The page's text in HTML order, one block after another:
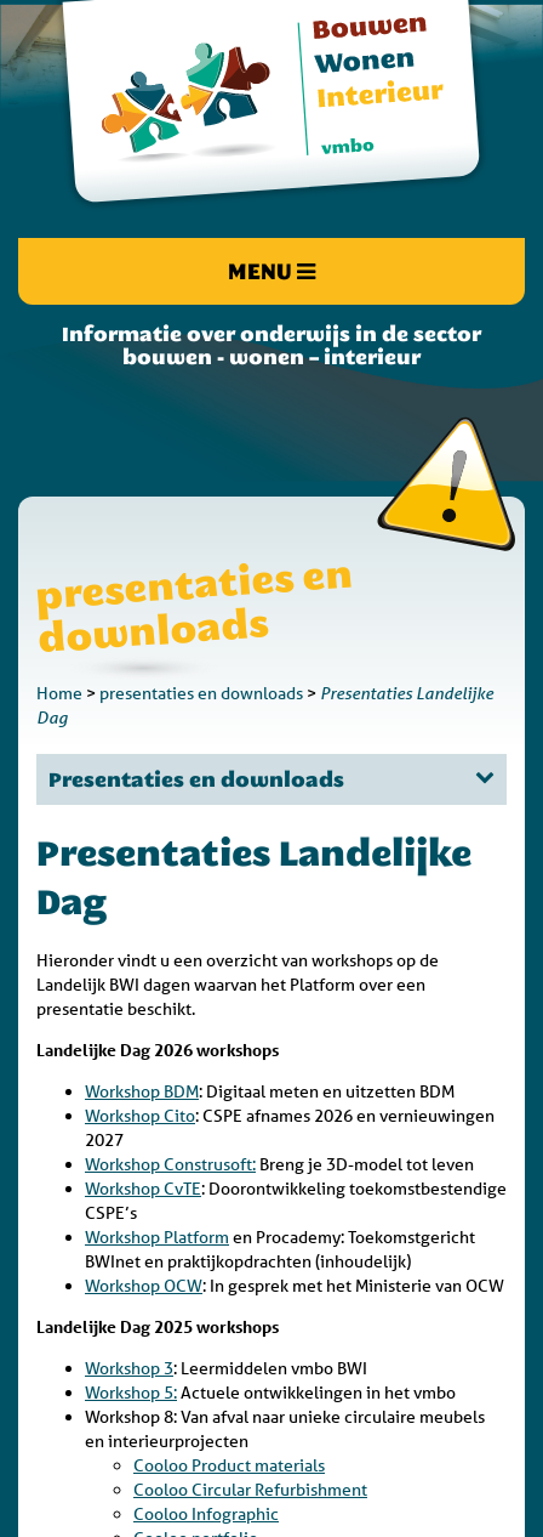
MENU
Informatie over onderwijs in de sector
bouwen - wonen – interieur
presentaties en
do
wnloads
Home > presentaties en downloads > Presentaties Landelijke
Dag
Presentaties en downloads
Presentaties Landelijke
Dag
Hieronder vindt u een overzicht van workshops op de
Landelijk BWI dagen waarvan het Platform over een
presentatie beschikt.
Landelijke Dag 2026 workshops
Workshop BDM: Digitaal meten en uitzetten BDM
Workshop Cito: CSPE afnames 2026 en vernieuwingen
2027
Workshop Construsoft: Breng je 3D-model tot leven
Workshop CvTE: Doorontwikkeling toekomstbestendige
CSPE’s
Workshop Platform en Procademy: Toekomstgericht
BWInet en praktijkopdrachten (inhoudelijk)
Workshop OCW: In gesprek met het Ministerie van OCW
Landelijke Dag 2025 workshops
Workshop 3: Leermiddelen vmbo BWI
Workshop 5:Actuele ontwikkelingen in het vmbo
Workshop 8: Van afval naar unieke circulaire meubels
en interieurprojecten
Cooloo Product materials
Cooloo Circular Refurbishment
Cooloo Infographic